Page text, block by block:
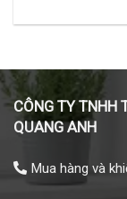
CÔNG TY TNHH
QUANG ANH
Mua hàng và